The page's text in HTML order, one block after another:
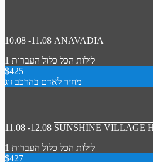
10.08 -11.08 ANAVADIA
1 לילות הכל כלול העברות
$425
מחיר לאדם בהרכב זוג
11.08 -12.08 SUNSHINE VILLAGE
1 לילות הכל כלול העברות
$427